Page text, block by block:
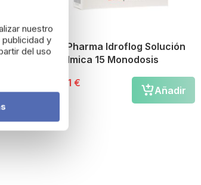
de
Brill Pharma Idroflog Solución
Oftálmica 15 Monodosis
23,71 €
Añadir
nuestro
y
del uso